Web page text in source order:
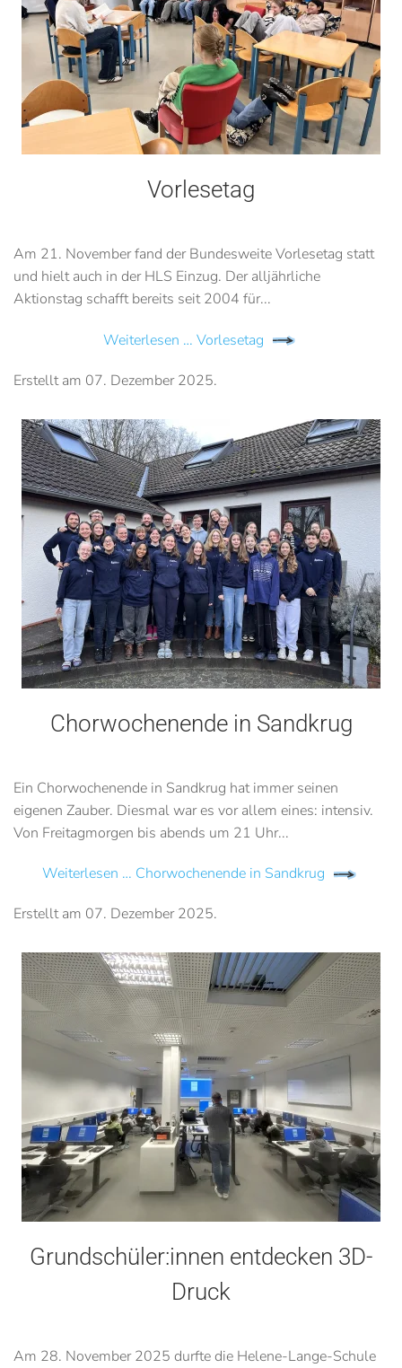
Vorlesetag
Am 21. November fand der Bundesweite Vorlesetag statt
und hielt auch in der HLS Einzug. Der alljährliche
Aktionstag schafft bereits seit 2004 für...
Weiterlesen … Vorlesetag
Erstellt am 07. Dezember 2025.
Chorwochenende in Sandkrug
Ein Chorwochenende in Sandkrug hat immer seinen
eigenen Zauber. Diesmal war es vor allem eines: intensiv.
Von Freitagmorgen bis abends um 21 Uhr...
Weiterlesen … Chorwochenende in Sandkrug
Erstellt am 07. Dezember 2025.
Grundschüler:innen entdecken 3D-
Druck
Am 28. November 2025 durfte die Helene-Lange-Schule